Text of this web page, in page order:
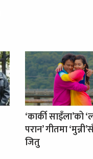
‘कार्की साइँला’को
परान’ गीतमा
जितु